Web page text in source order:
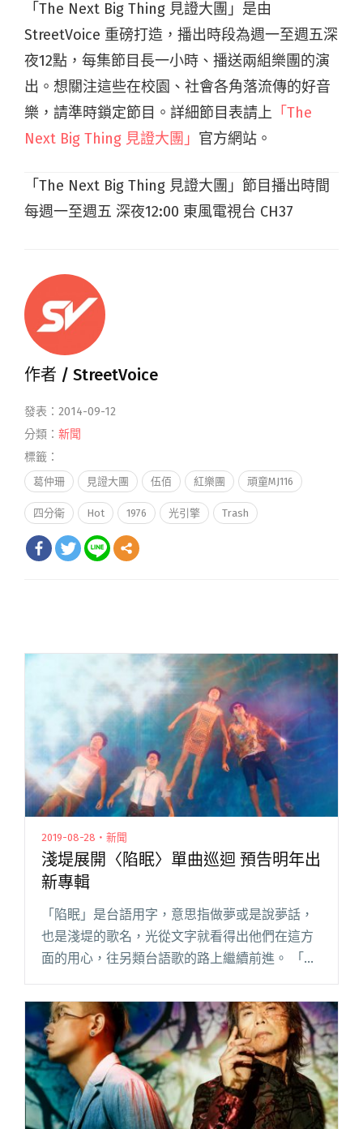
「The Next Big Thing 見證大團」是由
StreetVoice 重磅打造，播出時段為週一至週五深
夜12點，每集節目長一小時、播送兩組樂團的演
出。想關注這些在校園、社會各角落流傳的好音
樂，請準時鎖定節目。詳細節目表請上 「The
Next Big Thing 見證大團」 官方網站。
「The Next Big Thing 見證大團」節目播出時間
每週一至週五 深夜12:00 東風電視台 CH37
作者 / StreetVoice
發表：2014-09-12
分類： 新聞
標籤：
葛仲珊 見證大團 伍佰 紅樂團 頑童MJ116
四分衛 Hot 1976 光引擎 Trash
2019-08-28・新聞
淺堤展開〈陷眠〉單曲巡迴 預告明年出
新專輯
「陷眠」是台語用字，意思指做夢或是說夢話，
也是淺堤的歌名，光從文字就看得出他們在這方
面的用心，往另類台語歌的路上繼續前進。 「就
要將我們吞沒，也要用盡力氣溫暖他人。」——
淺堤 Easy 所操刀擔任製閱讀全文 "淺堤展開〈陷
眠〉單曲巡迴 預告明年出新專輯"